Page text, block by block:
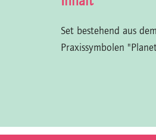
Set bestehend aus
Praxissymbolen